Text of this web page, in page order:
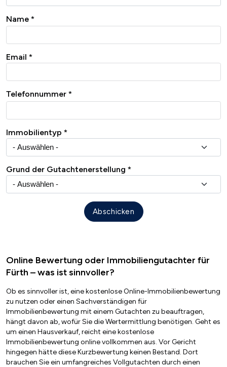
Name
Email
Telefonnummer
Immobilientyp
Grund der Gutachtenerstellung
Online Bewertung oder Immobiliengutachter für
Fürth – was ist sinnvoller?
Ob es sinnvoller ist, eine kostenlose Online-Immobilienbewertung
zu nutzen oder einen Sachverständigen für
Immobilienbewertung mit einem Gutachten zu beauftragen,
hängt davon ab, wofür Sie die Wertermittlung benötigen. Geht es
um einen Hausverkauf, reicht eine kostenlose
Immobilienbewertung online vollkommen aus. Vor Gericht
hingegen hätte diese Kurzbewertung keinen Bestand. Dort
brauchen Sie ein umfangreiches Vollgutachten durch einen